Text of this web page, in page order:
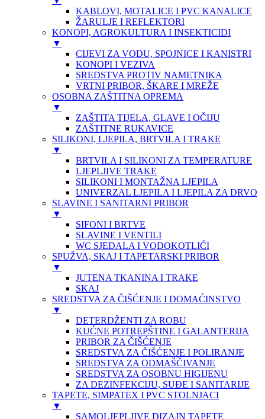
KABLOVI, MOTALICE I PVC KANALICE
ŽARULJE I REFLEKTORI
KONOPI, AGROKULTURA I INSEKTICIDI
▼
CIJEVI ZA VODU, SPOJNICE I KANISTRI
KONOPI I VEZIVA
SREDSTVA PROTIV NAMETNIKA
VRTNI PRIBOR, ŠKARE I MREŽE
OSOBNA ZAŠTITNA OPREMA
▼
ZAŠTITA TIJELA, GLAVE I OČIJU
ZAŠTITNE RUKAVICE
SILIKONI, LJEPILA, BRTVILA I TRAKE
▼
BRTVILA I SILIKONI ZA TEMPERATURE
LJEPLJIVE TRAKE
SILIKONI I MONTAŽNA LJEPILA
UNIVERZAL LJEPILA I LJEPILA ZA DRVO
SLAVINE I SANITARNI PRIBOR
▼
SIFONI I BRTVE
SLAVINE I VENTILI
WC SJEDALA I VODOKOTLIĆI
SPUŽVA, SKAJ I TAPETARSKI PRIBOR
▼
JUTENA TKANINA I TRAKE
SKAJ
SREDSTVA ZA ČIŠĆENJE I DOMAĆINSTVO
▼
DETERDŽENTI ZA ROBU
KUĆNE POTREPŠTINE I GALANTERIJA
PRIBOR ZA ČIŠĆENJE
SREDSTVA ZA ČIŠĆENJE I POLIRANJE
SREDSTVA ZA ODMAŠČIVANJE
SREDSTVA ZA OSOBNU HIGIJENU
ZA DEZINFEKCIJU, SUĐE I SANITARIJE
TAPETE, SIMPATEX I PVC STOLNJACI
▼
SAMOLJEPLJIVE DIZAJN TAPETE